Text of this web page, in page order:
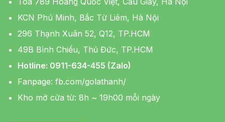
KCN Phú Minh, Bắc Từ Liêm, Hà Nội
296 Thạnh Xuân 52, Q12, TP.HCM
49B Bình Chiểu, Thủ Đức, TP.HCM
Hotline: 0911-634-455 (Zalo)
Fanpage: fb.com/golathanh/
Kho mở cửa từ: 8h ~ 19h00 mỗi ngày